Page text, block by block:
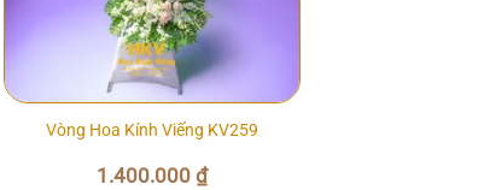
Vòng Hoa Kính Viếng KV259
1.400.000 ₫